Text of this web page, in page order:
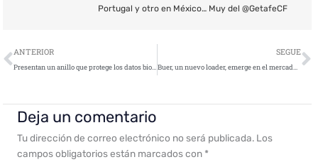
Portugal y otro en México… Muy del @GetafeCF
Ant
ANTERIOR
Presentan un anillo que protege los datos biométricos personales frente al robo
SEGUE
Buer, un nuevo loader, emerge en el mercado clandestino
Deja un comentario
Tu dirección de correo electrónico no será publicada. Los
campos obligatorios están marcados con *